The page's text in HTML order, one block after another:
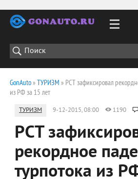
GonAuto» ТУРИЗМ » РСТ зафиксировал
из РФ за 15 лет
ТУРИЗМ 9-12-2015, 08:00 1190
РСТ
рекордное
турпотока из